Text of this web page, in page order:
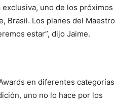
uno de los próximos
Brasil. Los planes del Maestro
estar”, dijo Jaime.
en diferentes categorías
uno no lo hace por los